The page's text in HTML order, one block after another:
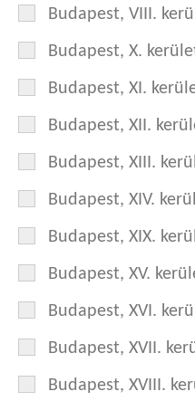
Budapest, VIII.
Budapest, X.
Budapest, XI.
Budapest, XII.
Budapest, XIII.
Budapest, XIV.
Budapest, XIX.
Budapest, XV.
Budapest, XVI.
Budapest, XVII.
Budapest, XVIII.